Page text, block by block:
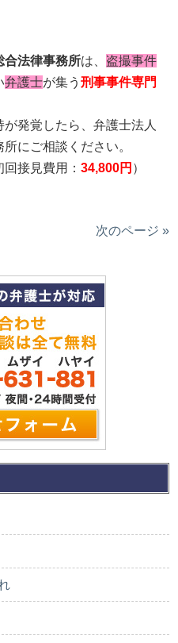
合法律事務所は、 盗撮事件
弁護士が集う刑事事件専門
が発覚したら、弁護士法人
にご相談ください。
回接見費用：34,800円 ）
次のページ »